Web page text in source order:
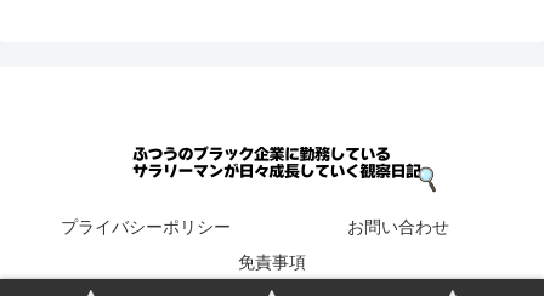
プライバシーポリシー
お問い合わせ
免責事項